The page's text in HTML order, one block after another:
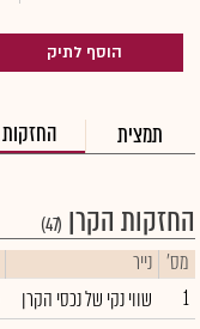
הוסף לתיק
תמצית החזקות
החזקות הקרן (47)
מס' נייר
1
שווי נקי של נכסי הקרן